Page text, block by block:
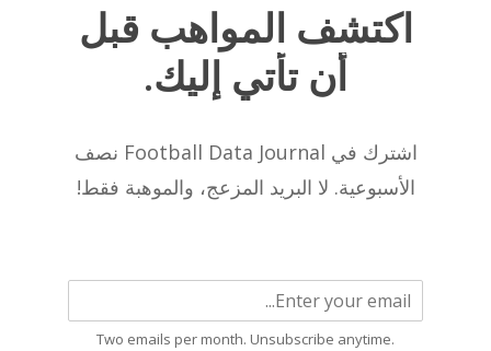
اكتشف المواهب قبل
أن تأتي إليك.
اشترك في Football Data Journal نصف
الأسبوعية. لا البريد المزعج، والموهبة فقط!
Two emails per month. Unsubscribe anytime.